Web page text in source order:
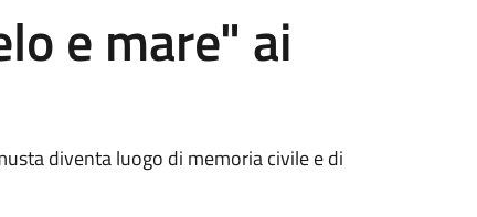
e mare" ai
diventa luogo di memoria civile e di